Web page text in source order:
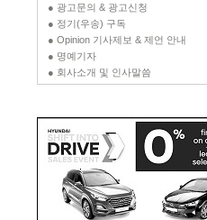
● 광고문의 & 광고신청
● 정기(우송) 구독
● Opinion 기사제보 & 제언 안내
● 명예기자
● 회사소개 및 인사말씀